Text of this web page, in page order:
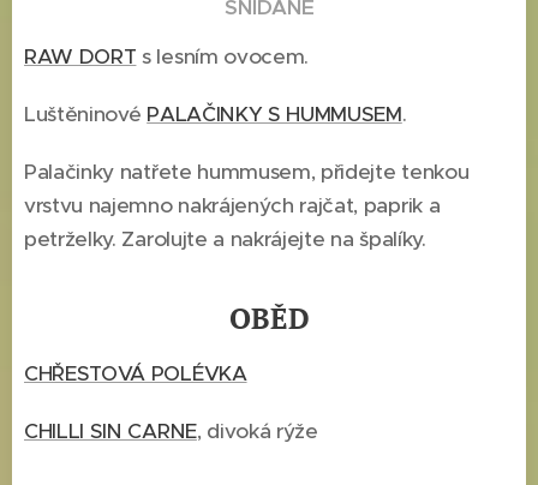
SNÍDANĚ
RAW DORT s lesním ovocem.
Luštěninové PALAČINKY S HUMMUSEM.
Palačinky natřete hummusem, přidejte tenkou
vrstvu najemno nakrájených rajčat, paprik a
petrželky. Zarolujte a nakrájejte na špalíky.
OBĚD
CHŘESTOVÁ POLÉVKA
CHILLI SIN CARNE, divoká rýže